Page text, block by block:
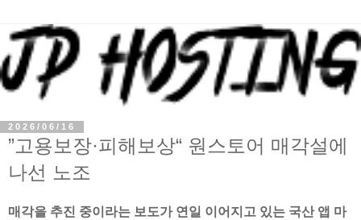
2026/06/16
”고용보장·피해보상“ 원스토어 매각설에
나선 노조
매각을 추진 중이라는 보도가 연일 이어지고 있는 국산 앱 마